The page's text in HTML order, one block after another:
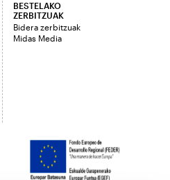
BESTELAKO
ZERBITZUAK
Bidera zerbitzuak
Midas Media